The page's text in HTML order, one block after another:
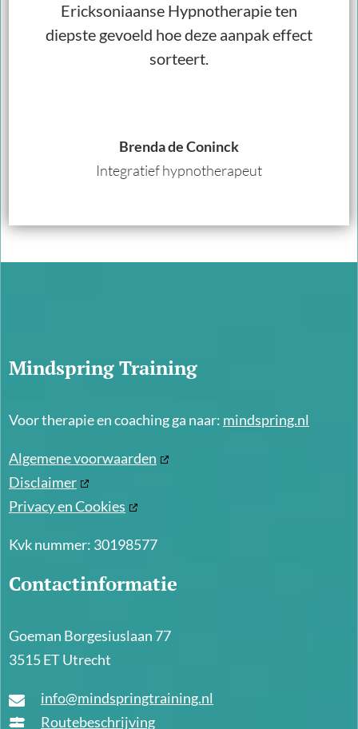
Ericksoniaanse Hypnotherapie ten
diepste gevoeld hoe deze aanpak effect
sorteert.
Brenda de Coninck
Integratief hypnotherapeut
Mindspring Training
Voor therapie en coaching ga naar: mindspring.nl
Algemene voorwaarden
Disclaimer
Privacy en Cookies
Kvk nummer: 30198577
Contactinformatie
Goeman Borgesiuslaan 77
3515 ET Utrecht
info@mindspringtraining.nl
Routebeschrijving